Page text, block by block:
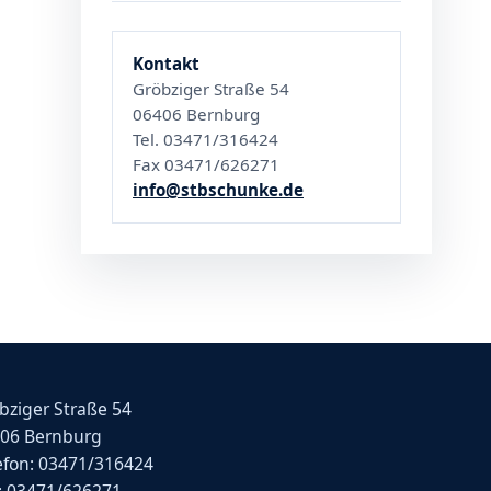
Kontakt
Gröbziger Straße 54
06406 Bernburg
Tel. 03471/316424
Fax 03471/626271
info@stbschunke.de
Straße 54
Bernburg
03471/316424